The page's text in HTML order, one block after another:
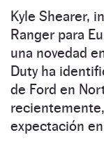
Kyle Shearer,
Ranger para
una novedad
Duty ha
de Ford en
expectación